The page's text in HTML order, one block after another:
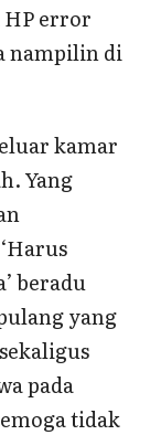
HP error
nampilin di
kamar
Yang
beradu
yang
pada
tidak